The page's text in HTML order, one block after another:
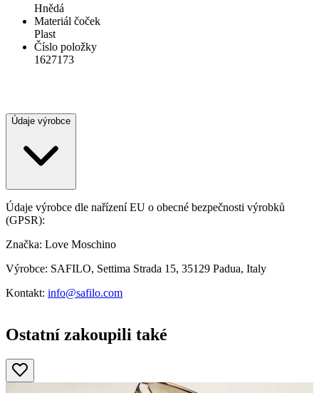
Hnědá
Materiál čoček
Plast
Číslo položky
1627173
Údaje výrobce
Údaje výrobce dle nařízení EU o obecné bezpečnosti výrobků
(GPSR):
Značka: Love Moschino
Výrobce: SAFILO, Settima Strada 15, 35129 Padua, Italy
Kontakt: info@safilo.com
Ostatní zakoupili také